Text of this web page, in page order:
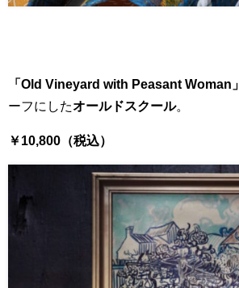
「Old Vineyard with Peasant Woman」
ーフにしたオールドスクール。
￥10,800（税込）